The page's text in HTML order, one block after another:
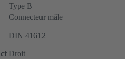
Type B
Connecteur mâle
DIN 41612
Droit